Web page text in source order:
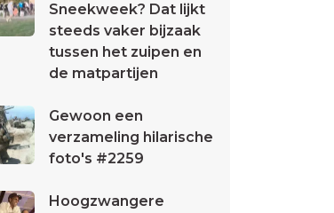
Sneekweek? Dat lijkt
steeds vaker bijzaak
tussen het zuipen en
de matpartijen
Gewoon een
verzameling hilarische
foto's #2259
Hoogzwangere